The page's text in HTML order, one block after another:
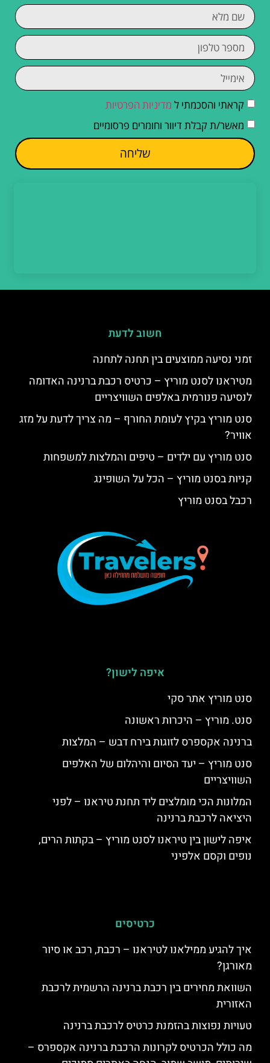
קראתי והסכמתי ל מדיניות הפרטיות
מאשר/ת קבלת דיוור וחומרים פרסומיים
שליחה
חשוב לדעת
זמני נסיעה ממוצעים בין תחנה לתחנה
מטיראנו לסנט מוריץ – כרטיס רכבת ברנינה האדומה
לנסיעה פנורמית באלפים השוויצריים
סנט מוריץ בקיץ לעומת החורף – מה צריך לדעת על מזג
אוויר?
סנט מוריץ עם ילדים – טיפים והמלצות למשפחות
קניות בסנט מוריץ – הכל על השופינג
רכבל בסנט מוריץ
איפה לישון?
סנט מוריץ אתר סקי
סנט. מוריץ – היכרות ראשונה
ברנינה אקספרס לזוגות בירח דבש – המלצות
סנט מוריץ – יעד הסיום והיהלום של האלפים
השוויצריים
המלונות הכי מומלצים ליד תחנת טיראנו – לפני
היציאה לרכבת ברנינה
איפה לישון בין טיראנו לסנט מוריץ – בקתות הרים,
נופים וקסם אלפיני
כרטיסים
איך להגיע ממילאנו לטיראנו – רכבת, רכב או סיור
מאורגן?
השוואת מחירים בין רכבת ברנינה הרשמית לרכבת
האזורית
טעויות נפוצות בהזמנת כרטיס לרכבת ברנינה
מה כולל הכרטיס לקרונות הרכבת ברנינה אקספרס –